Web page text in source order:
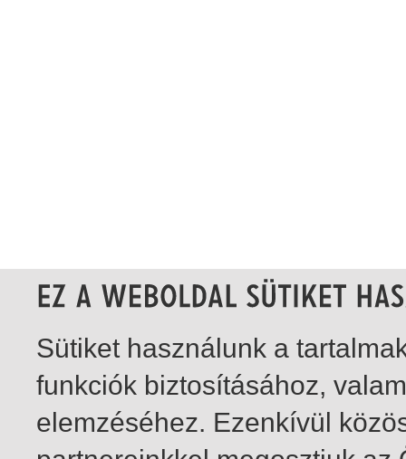
Sütiket használunk a
funkciók biztosításához,
elemzéséhez. Ezenkívül